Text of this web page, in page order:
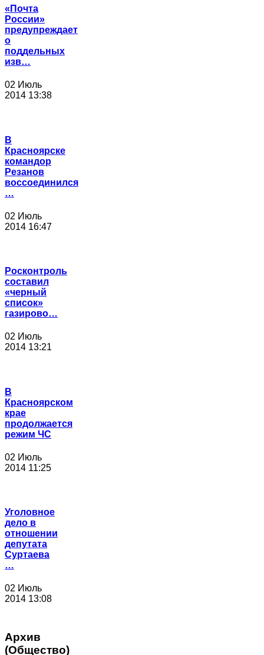
«Почта
России»
предупреждает
о
поддельных
изв…
02 Июль
2014 13:38
В
Красноярске
командор
Резанов
воссоединился
…
02 Июль
2014 16:47
Росконтроль
составил
«черный
список»
газирово…
02 Июль
2014 13:21
В
Красноярском
крае
продолжается
режим ЧС
02 Июль
2014 11:25
Уголовное
дело в
отношении
депутата
Суртаева
…
02 Июль
2014 13:08
Архив
(Общество)